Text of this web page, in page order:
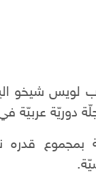
دوريّة عربيّة